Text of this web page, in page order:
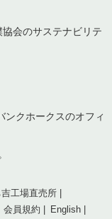
会のサステナビリテ
ンクホークスのオフィ
吉工場直売所
会員規約 English